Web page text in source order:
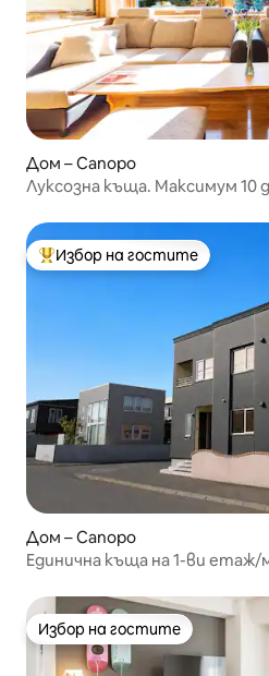
Дом – Сапоро
Луксозна къща. Максимум 10
Най-популярен избор на
Избор на гостите
Дом – Сапоро
Единична къща на 1-ви
магистралата
Избор на гостите
Избор на гостите